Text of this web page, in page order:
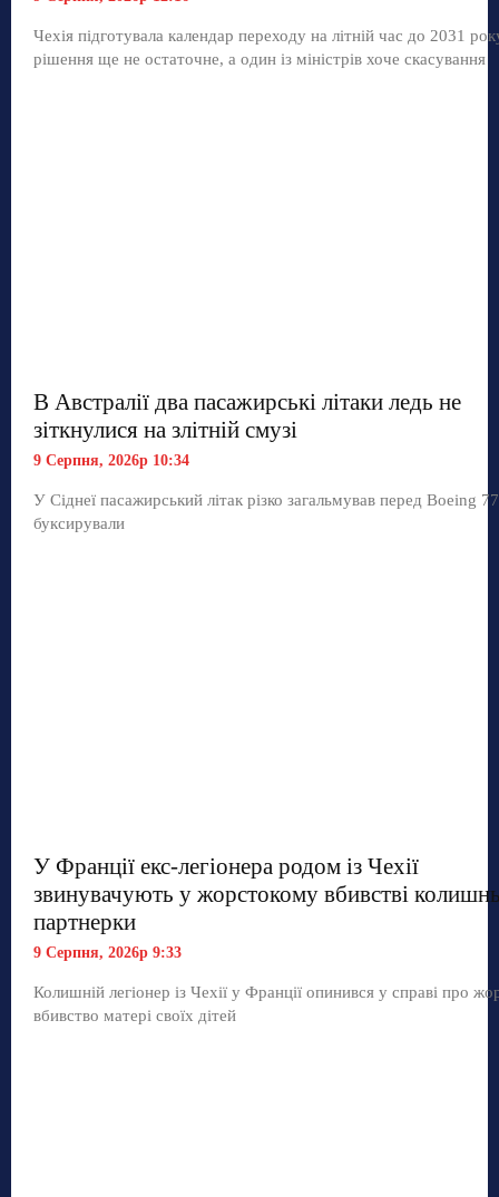
Чехія підготувала календар переходу на літній час до 2031
рішення ще не остаточне, а один із міністрів хоче скасування
В Австралії два пасажирські літаки ледь не
зіткнулися на злітній смузі
9 Серпня, 2026р 10:34
У Сіднеї пасажирський літак різко загальмував перед Boeing
буксирували
У Франції екс-легіонера родом із Чехії
звинувачують у жорстокому вбивстві
партнерки
9 Серпня, 2026р 9:33
Колишній легіонер із Чехії у Франції опинився у справі про
вбивство матері своїх дітей